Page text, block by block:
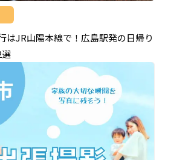
はJR山陽本線で！広島駅発の日帰り